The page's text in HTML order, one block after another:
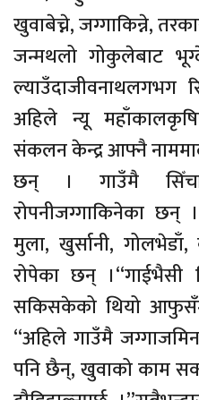
खुवाबेच्ने, जग्गाकिन्ने,
जन्मथलो गोकुलेबाट
ल्याउँदाजीवनाथलगभग
अहिले न्यू
संकलन केन्द्र आफ्नै
छन् । गाउँमै
रोपनीजग्गाकिनेका छन्
मुला, खुर्सानी,
रोपेका छन्
सकिसकेको थियो
“अहिले गाउँमै
पनि छैन्, खुवाको काम